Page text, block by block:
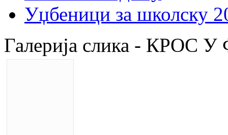
Уџбеници за школску
Галерија слика -